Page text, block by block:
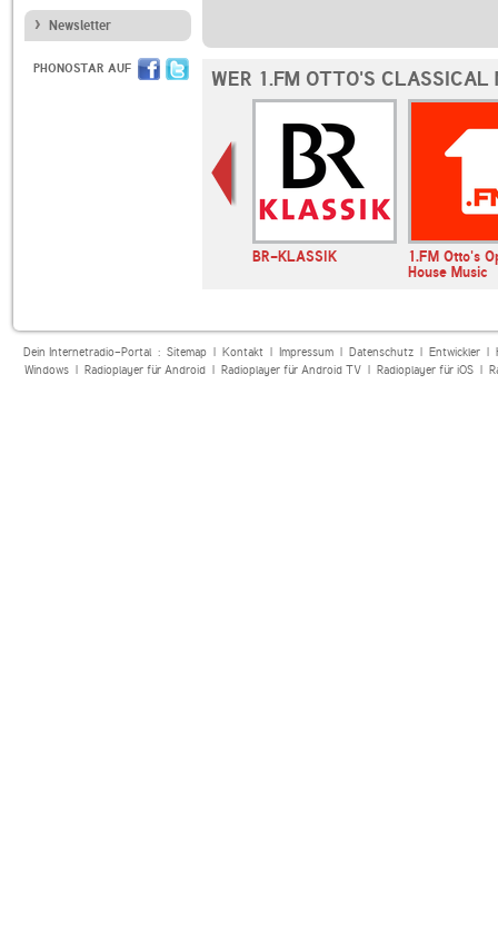
Newsletter
PHONOSTAR AUF WER 1.FM OTTO'S CLASSICAL
BR-KLASSIK
1.FM Otto's
House Music
Dein Internetradio-Portal : Sitemap| Kontakt| Impressum| Datenschutz| Entwickler|
Windows| Radioplayer für Android| Radioplayer für Android TV| Radioplayer für iOS|